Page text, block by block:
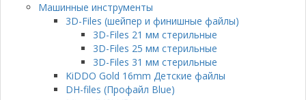
Машинные инструменты
3D-Files (шейпер и финишные файлы)
3D-Files 21 мм стерильные
3D-Files 25 мм стерильные
3D-Files 31 мм стерильные
KiDDO Gold 16mm Детские файлы
DH-files (Профайл Blue)